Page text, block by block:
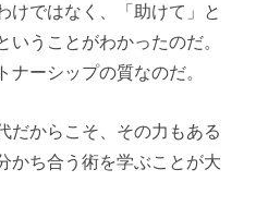
けではなく、「助けて」と
うことがわかったのだ。
ナーシップの質なのだ。
だからこそ、その力もある
かち合う術を学ぶことが大